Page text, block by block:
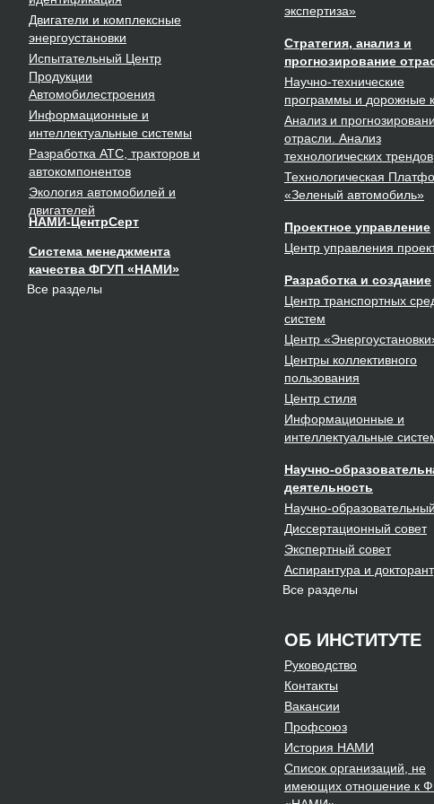
Двигатели и комплексные
энергоустановки
Испытательный Центр
Продукции
Автомобилестроения
Информационные и
интеллектуальные системы
Разработка АТС, тракторов и
автокомпонентов
Экология автомобилей и
двигателей
НАМИ-ЦентрСерт
Система менеджмента
качества ФГУП «НАМИ»
Все разделы
экспертиза»
Стратегия, анализ и
прогнозирование
Научно-технические
программы и дорожные
Анализ и
отрасли. Анализ
технологических трендов
Технологическая
«Зеленый автомобиль»
Проектное управление
Центр управления
Разработка и создание
Центр транспортных
систем
Центр
Центры коллективного
пользования
Центр стиля
Информационные и
интеллектуальные
Научно-
деятельность
Научно-образовательный
Диссертационный совет
Экспертный совет
Аспирантура и
Все разделы
ОБ ИНСТИТУТЕ
Руководство
Контакты
Вакансии
Профсоюз
История НАМИ
Список организаций, не
имеющих отношение к